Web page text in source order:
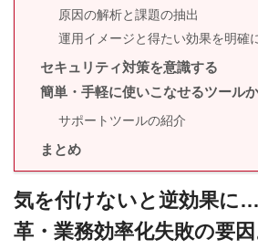
原因の解析と課題の抽出
運用イメージと得たい効果を明確
セキュリティ対策を意識する
簡単・手軽に使いこなせるツール
サポートツールの紹介
まとめ
気を付けないと逆効果に
革・業務効率化失敗の要因